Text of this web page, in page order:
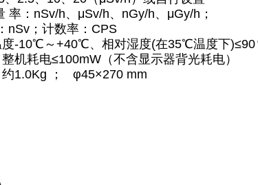
率：nSv/h、μSv/h、nGy/h、μGy/h；
；计数率：CPS
度-10℃～+40℃、相对湿度(在35℃温度下)≤90
机耗电≤100mW（不含显示器背光耗电）
约1.0Kg ； φ45×270 mm